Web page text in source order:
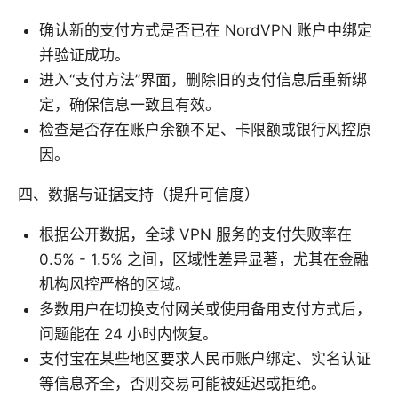
确认新的支付方式是否已在 NordVPN 账户中绑定
并验证成功。
进入“支付方法”界面，删除旧的支付信息后重新绑
定，确保信息一致且有效。
检查是否存在账户余额不足、卡限额或银行风控原
因。
四、数据与证据支持（提升可信度）
根据公开数据，全球 VPN 服务的支付失败率在
0.5% - 1.5% 之间，区域性差异显著，尤其在金融
机构风控严格的区域。
多数用户在切换支付网关或使用备用支付方式后，
问题能在 24 小时内恢复。
支付宝在某些地区要求人民币账户绑定、实名认证
等信息齐全，否则交易可能被延迟或拒绝。